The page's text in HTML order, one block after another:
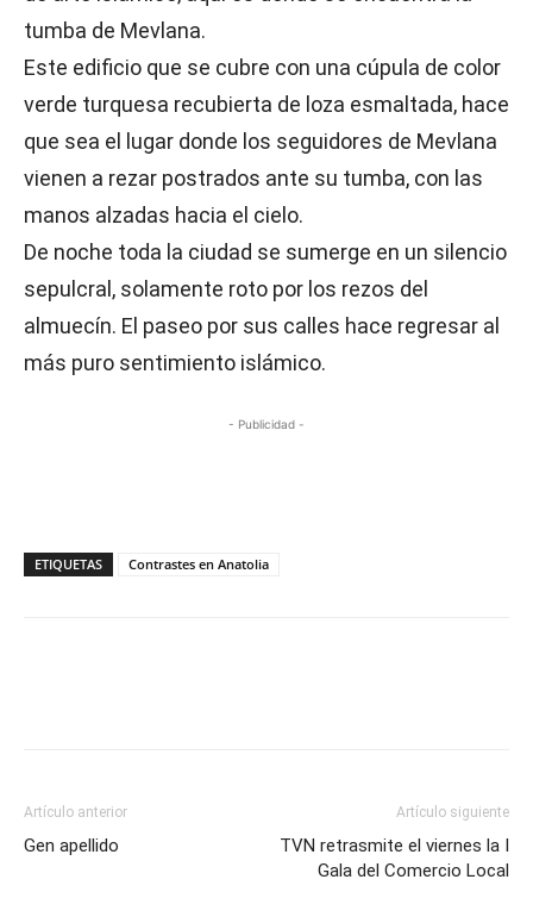
tumba de Mevlana.
Este edificio que se cubre con una cúpula de color
verde turquesa recubierta de loza esmaltada, hace
que sea el lugar donde los seguidores de Mevlana
vienen a rezar postrados ante su tumba, con las
manos alzadas hacia el cielo.
De noche toda la ciudad se sumerge en un silencio
sepulcral, solamente roto por los rezos del
almuecín. El paseo por sus calles hace regresar al
más puro sentimiento islámico.
- Publicidad -
ETIQUETAS Contrastes en Anatolia
Artículo anterior
Gen apellido
Artículo siguiente
TVN retrasmite el viernes la I
Gala del Comercio Local